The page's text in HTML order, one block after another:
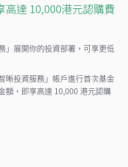
高達 10,000港元認購費
」展開你的投資部署，可享更低
晰投資服務」帳戶進行首次基金
額，即享高達 10,000 港元認購